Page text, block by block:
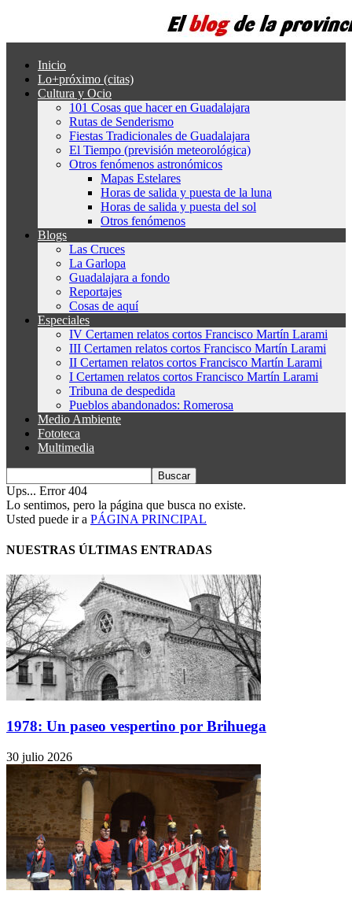
Inicio
Lo+próximo (citas)
Cultura y Ocio
101 Cosas que hacer en Guadalajara
Rutas de Senderismo
Fiestas Tradicionales de Guadalajara
El Tiempo (previsión meteorológica)
Otros fenómenos astronómicos
Mapas Estelares
Horas de salida y puesta de la luna
Horas de salida y puesta del sol
Otros fenómenos
Blogs
Las Cruces
La Garlopa
Guadalajara a fondo
Reportajes
Cosas de aquí
Especiales
IV Certamen relatos cortos Francisco Martín Larami
III Certamen relatos cortos Francisco Martín Larami
II Certamen relatos cortos Francisco Martín Larami
I Certamen relatos cortos Francisco Martín Larami
Tribuna de despedida
Pueblos abandonados: Romerosa
Medio Ambiente
Fototeca
Multimedia
Ups... Error 404
Lo sentimos, pero la página que busca no existe.
Usted puede ir a PÁGINA PRINCIPAL
NUESTRAS ÚLTIMAS ENTRADAS
1978: Un paseo vespertino por Brihuega
30 julio 2026